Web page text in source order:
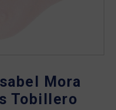
Mora
Tobillero